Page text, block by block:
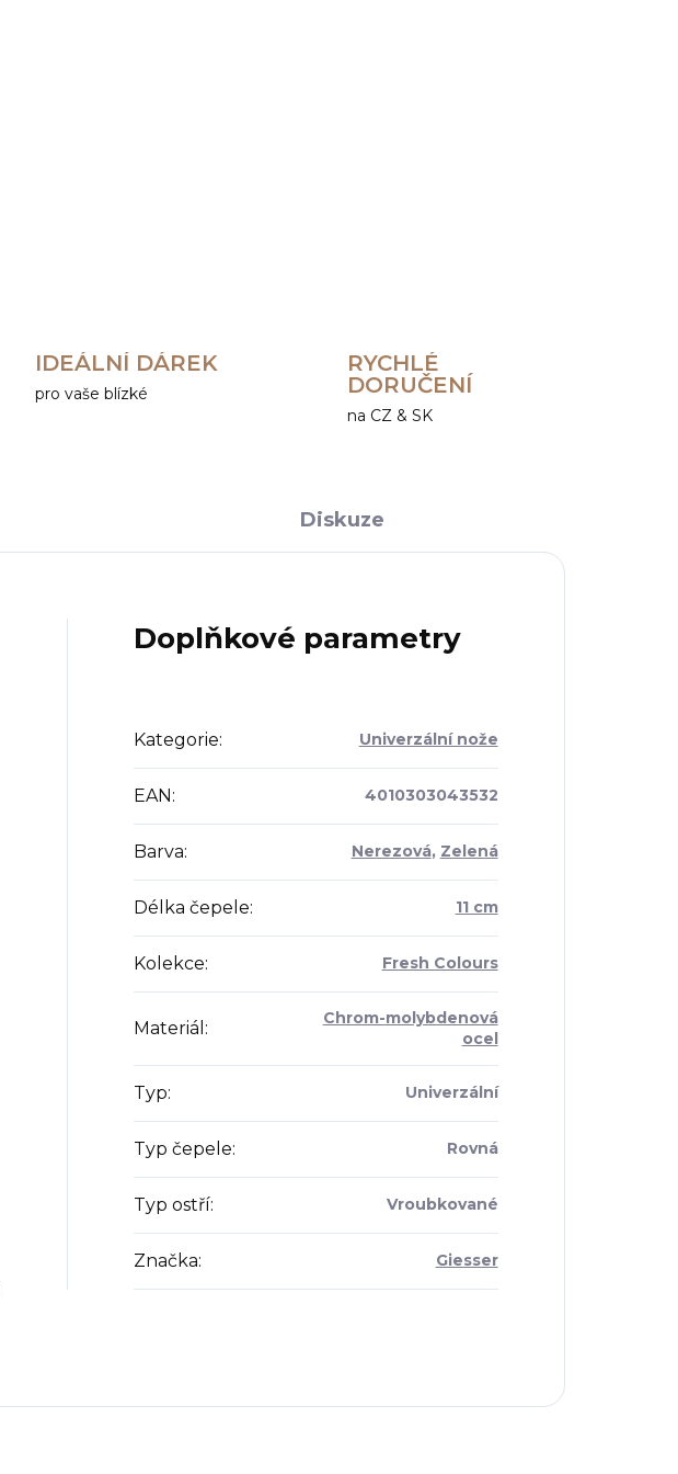
IDEÁLNÍ DÁREK
pro vaše blízké
RYCHLÉ
DORUČENÍ
na CZ & SK
Diskuze
Doplňkové parametry
Kategorie: Univerzální nože
EAN : 4010303043532
Barva: Nerezová, Zelená
Délka čepele: 11 cm
Kolekce: Fresh Colours
Materiál :
Chrom-molybdenová
ocel
Typ: Univerzální
Typ čepele: Rovná
Typ ostří: Vroubkované
Značka: Giesser